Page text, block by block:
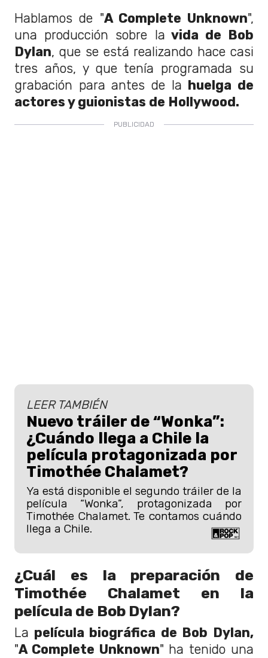
Hablamos de "A Complete Unknown",
una producción sobre la vida de Bob
Dylan, que se está realizando hace casi
tres años, y que tenía programada su
grabación para antes de la huelga de
actores y guionistas de Hollywood.
LEER TAMBIÉN
Nuevo tráiler de “Wonka”:
¿Cuándo llega a Chile la
película protagonizada por
Timothée Chalamet?
Ya está disponible el segundo tráiler de la
película “Wonka”, protagonizada por
Timothée Chalamet. Te contamos cuándo
llega a Chile.
¿Cuál es la preparación de
Timothée Chalamet en la
película de Bob Dylan?
La película biográfica de Bob Dylan,
"A Complete Unknown" ha tenido una